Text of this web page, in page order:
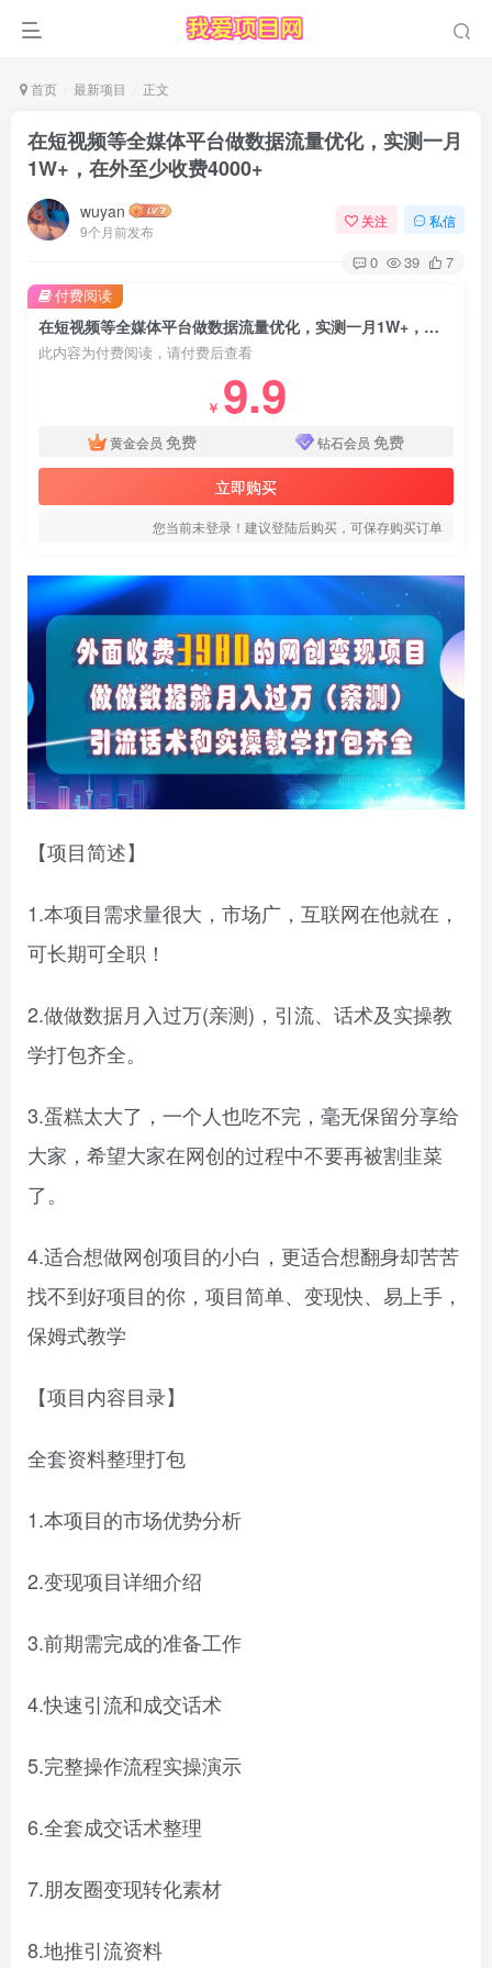
首页 最新项目 正文
在短视频等全媒体平台做数据流量优化，实测一月
1W+，在外至少收费4000+
wuyan
9个月前发布
关注 私信
0 39 7
在短视频等全媒体平台做数据流量优化，实测一月1W+，在外至少收费4000+
此内容为付费阅读，请付费后查看
￥ 9.9
黄金会员 免费 钻石会员 免费
立即购买
您当前未登录！建议登陆后购买，可保存购买订单
付费阅读
【项目简述】
1.本项目需求量很大，市场广，互联网在他就在，
可长期可全职！
2.做做数据月入过万(亲测)，引流、话术及实操教
学打包齐全。
3.蛋糕太大了，一个人也吃不完，毫无保留分享给
大家，希望大家在网创的过程中不要再被割韭菜
了。
4.适合想做网创项目的小白，更适合想翻身却苦苦
找不到好项目的你，项目简单、变现快、易上手，
保姆式教学
【项目内容目录】
全套资料整理打包
1.本项目的市场优势分析
2.变现项目详细介绍
3.前期需完成的准备工作
4.快速引流和成交话术
5.完整操作流程实操演示
6.全套成交话术整理
7.朋友圈变现转化素材
8.地推引流资料